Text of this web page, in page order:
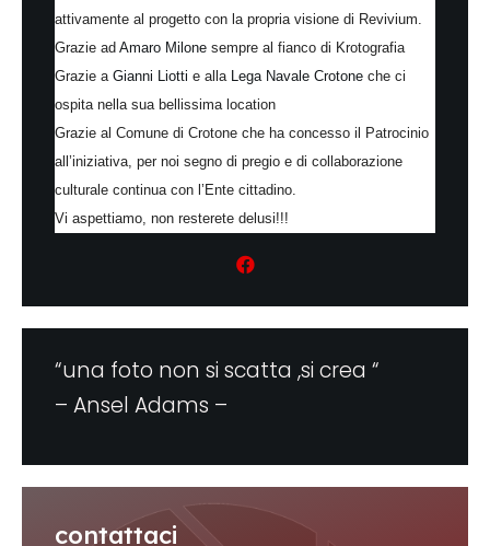
attivamente al progetto con la propria visione di Revivium.
Grazie ad Amaro Milone sempre al fianco di Krotografia
Grazie a Gianni Liotti e alla Lega Navale Crotone che ci
ospita nella sua bellissima location
Grazie al Comune di Crotone che ha concesso il Patrocinio
all’iniziativa, per noi segno di pregio e di collaborazione
culturale continua con l’Ente cittadino.
Vi aspettiamo, non resterete delusi!!!
“una foto non si scatta ,si crea “
– Ansel Adams –
contattaci